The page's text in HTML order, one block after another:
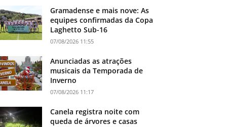
Gramadense e mais nove: As
equipes confirmadas da Copa
Laghetto Sub-16
07/08/2026 11:55
Anunciadas as atrações
musicais da Temporada de
Inverno
07/08/2026 11:17
Canela registra noite com
queda de árvores e casas